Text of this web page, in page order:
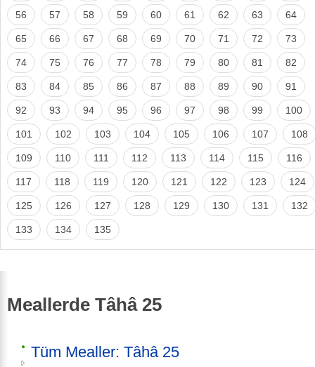
56 57 58 59 60 61 62 63 64
65 66 67 68 69 70 71 72 73
74 75 76 77 78 79 80 81 82
83 84 85 86 87 88 89 90 91
92 93 94 95 96 97 98 99 100
101 102 103 104 105 106 107 108
109 110 111 112 113 114 115 116
117 118 119 120 121 122 123 124
125 126 127 128 129 130 131 132
133 134 135
Meallerde Tâhâ 25
Tüm Mealler: Tâhâ 25